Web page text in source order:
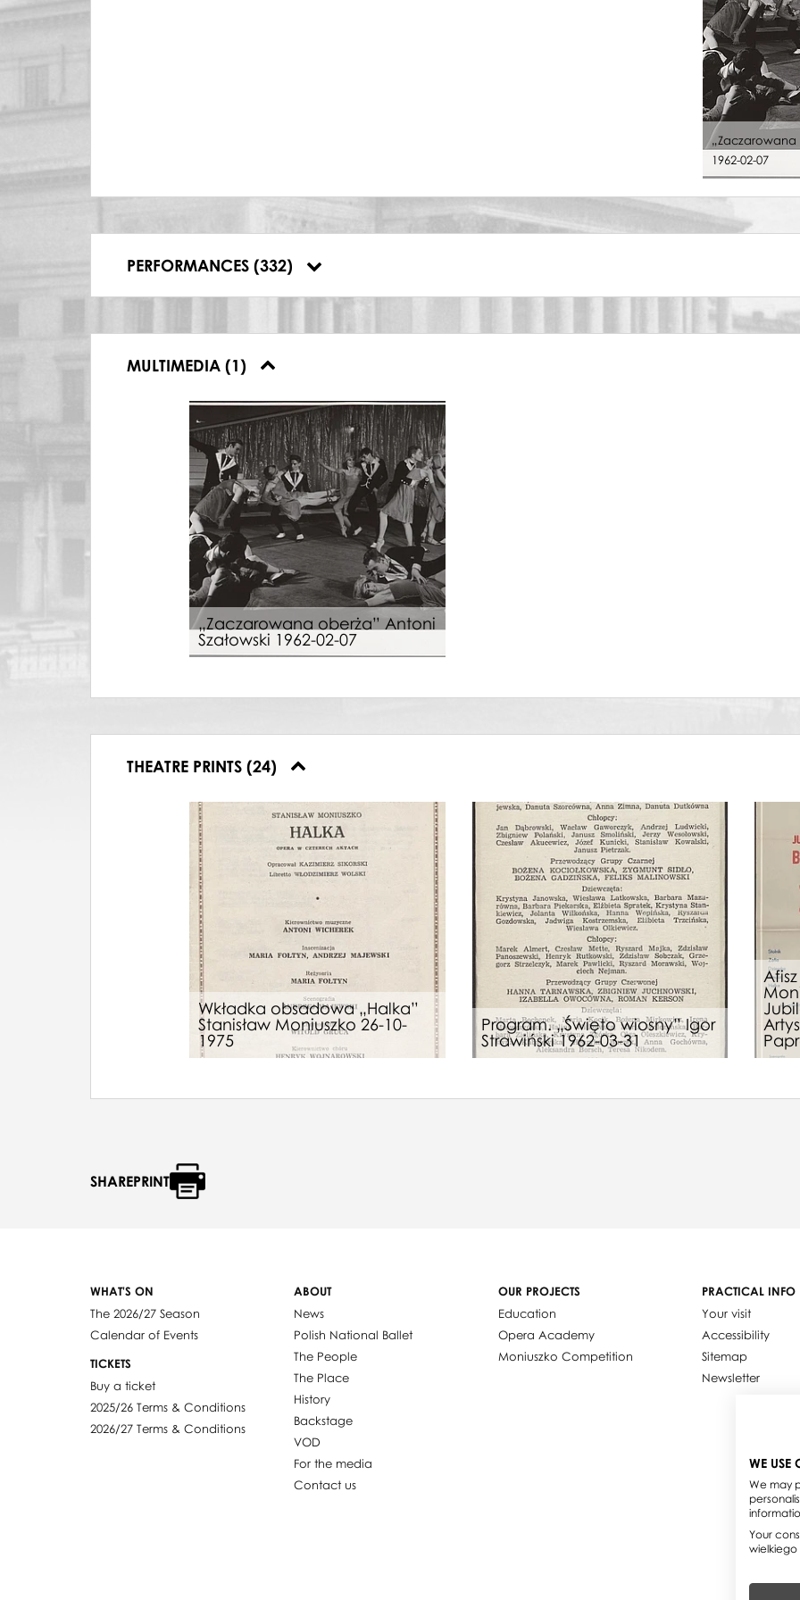
„Zaczarowana
1962-02-07
PERFORMANCES (332)
02.10.1986, Teatr Wielki w Warszawie, Harnasie
07.01.1987, Teatr Wielki w Warszawie, Wesele w Ojcowie
07.01.1987, Teatr Wielki w Warszawie, Harnasie
07.03.1987, Teatr Wielki w Warszawie, Wesele w Ojcowie
MULTIMEDIA (1)
„Zaczarowana oberża” Antoni
Szałowski 1962-02-07
THEATRE PRINTS (24)
Wkładka obsadowa „Halka”
Stanisław Moniuszko 26-10-
1975
Program. „Święto wiosny” Igor
Strawiński 1962-03-31
SHAREPRINT
WHAT'S ON
The 2026/27 Season
Calendar of Events
TICKETS
Buy a ticket
2025/26 Terms & Conditions
2026/27 Terms & Conditions
ABOUT
News
Polish National Ballet
The People
The Place
History
Backstage
VOD
For the media
Contact us
OUR PROJECTS
Education
Opera Academy
Moniuszko Competition
PRACTICAL INFO
Your visit
Accessibility
Sitemap
Newsletter
WE USE
We may
Your
wielkiego